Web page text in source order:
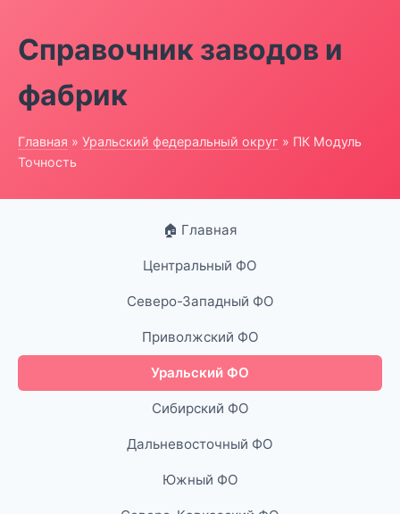
Справочник заводов и
фабрик
Главная » Уральский федеральный округ » ПК Модуль
Точность
🏠 Главная
Центральный ФО
Северо-Западный ФО
Приволжский ФО
Уральский ФО
Сибирский ФО
Дальневосточный ФО
Южный ФО